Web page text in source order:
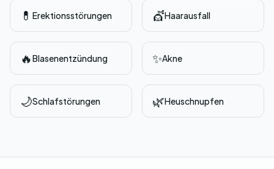
💊 Erektionsstörungen 💇Haarausfall
🔥Blasenentzündung ✨Akne
🌙Schlafstörungen 🌿Heuschnupfen